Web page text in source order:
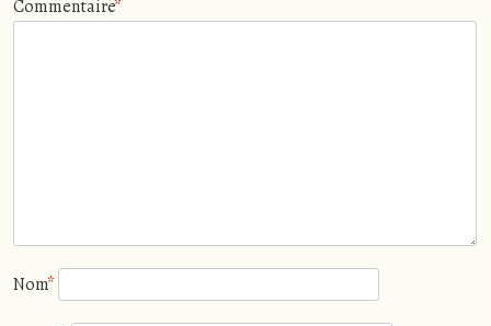
Commentaire*
Nom*